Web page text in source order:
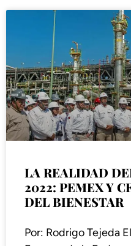
LA REALIDAD
2022: PEMEX Y
DEL BIENESTAR
Por: Rodrigo Tejeda